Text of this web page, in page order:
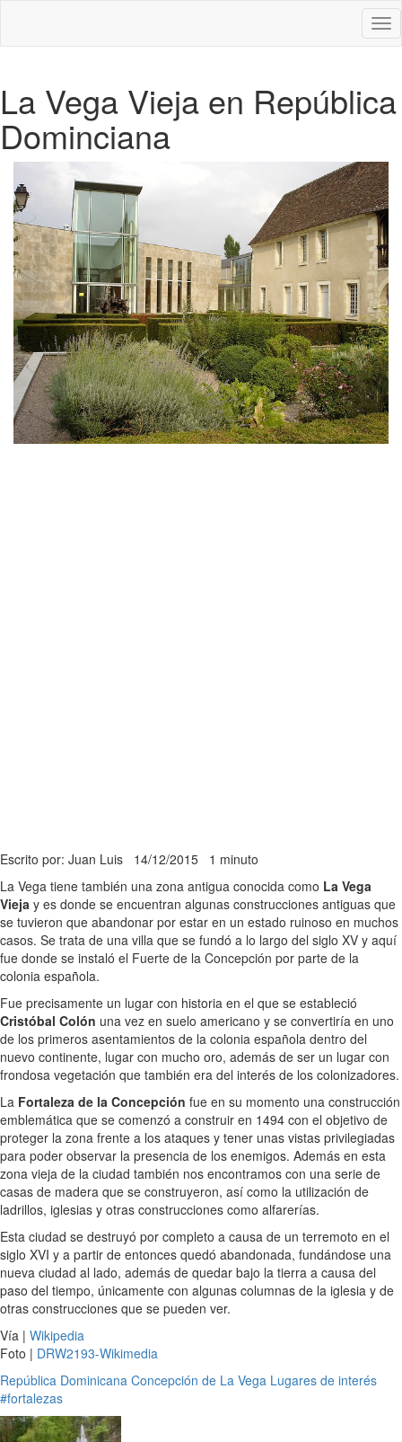
La Vega Vieja en República
Dominciana
Escrito por: Juan Luis 14/12/2015 1 minuto
La Vega tiene también una zona antigua conocida como La Vega
Vieja y es donde se encuentran algunas construcciones antiguas que
se tuvieron que abandonar por estar en un estado ruinoso en muchos
casos. Se trata de una villa que se fundó a lo largo del siglo XV y aquí
fue donde se instaló el Fuerte de la Concepción por parte de la
colonia española.
Fue precisamente un lugar con historia en el que se estableció
Cristóbal Colón una vez en suelo americano y se convertiría en uno
de los primeros asentamientos de la colonia española dentro del
nuevo continente, lugar con mucho oro, además de ser un lugar con
frondosa vegetación que también era del interés de los colonizadores.
La Fortaleza de la Concepción fue en su momento una construcción
emblemática que se comenzó a construir en 1494 con el objetivo de
proteger la zona frente a los ataques y tener unas vistas privilegiadas
para poder observar la presencia de los enemigos. Además en esta
zona vieja de la ciudad también nos encontramos con una serie de
casas de madera que se construyeron, así como la utilización de
ladrillos, iglesias y otras construcciones como alfarerías.
Esta ciudad se destruyó por completo a causa de un terremoto en el
siglo XVI y a partir de entonces quedó abandonada, fundándose una
nueva ciudad al lado, además de quedar bajo la tierra a causa del
paso del tiempo, únicamente con algunas columnas de la iglesia y de
otras construcciones que se pueden ver.
Vía | Wikipedia
Foto | DRW2193-Wikimedia
República Dominicana Concepción de La Vega Lugares de interés
#fortalezas